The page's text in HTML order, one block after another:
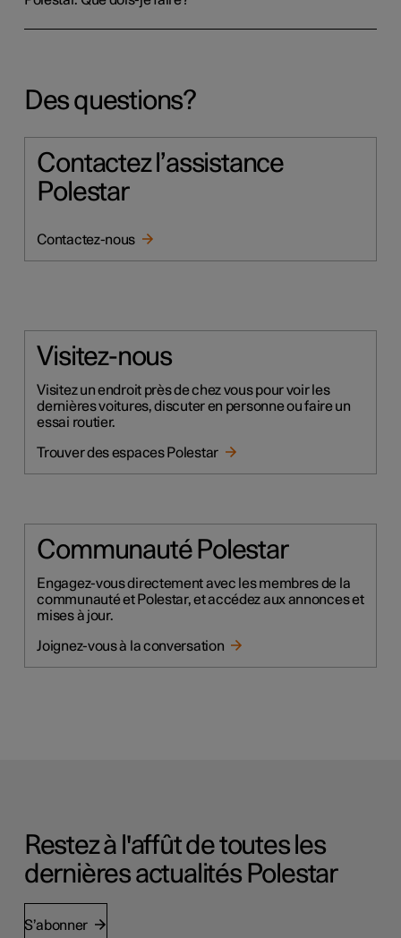
Des questions?
Contactez l’assistance
Polestar
Contactez-nous
Visitez-nous
Visitez un endroit près de chez vous pour voir les
dernières voitures, discuter en personne ou faire un
essai routier.
Trouver des espaces Polestar
Communauté Polestar
Engagez-vous directement avec les membres de la
communauté et Polestar, et accédez aux annonces et
mises à jour.
Joignez-vous à la conversation
Restez à l'affût de toutes les
dernières actualités Polestar
S’abonner